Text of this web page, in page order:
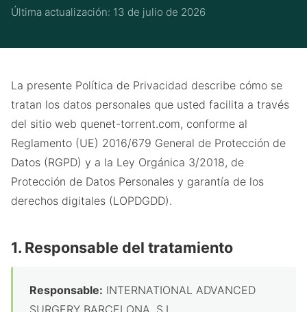
Última actualización: 13 de julio de 2026
La presente Política de Privacidad describe cómo se
tratan los datos personales que usted facilita a través
del sitio web quenet-torrent.com, conforme al
Reglamento (UE) 2016/679 General de Protección de
Datos (RGPD) y a la Ley Orgánica 3/2018, de
Protección de Datos Personales y garantía de los
derechos digitales (LOPDGDD).
1. Responsable del tratamiento
Responsable: INTERNATIONAL ADVANCED
SURGERY BARCELONA, S.L.